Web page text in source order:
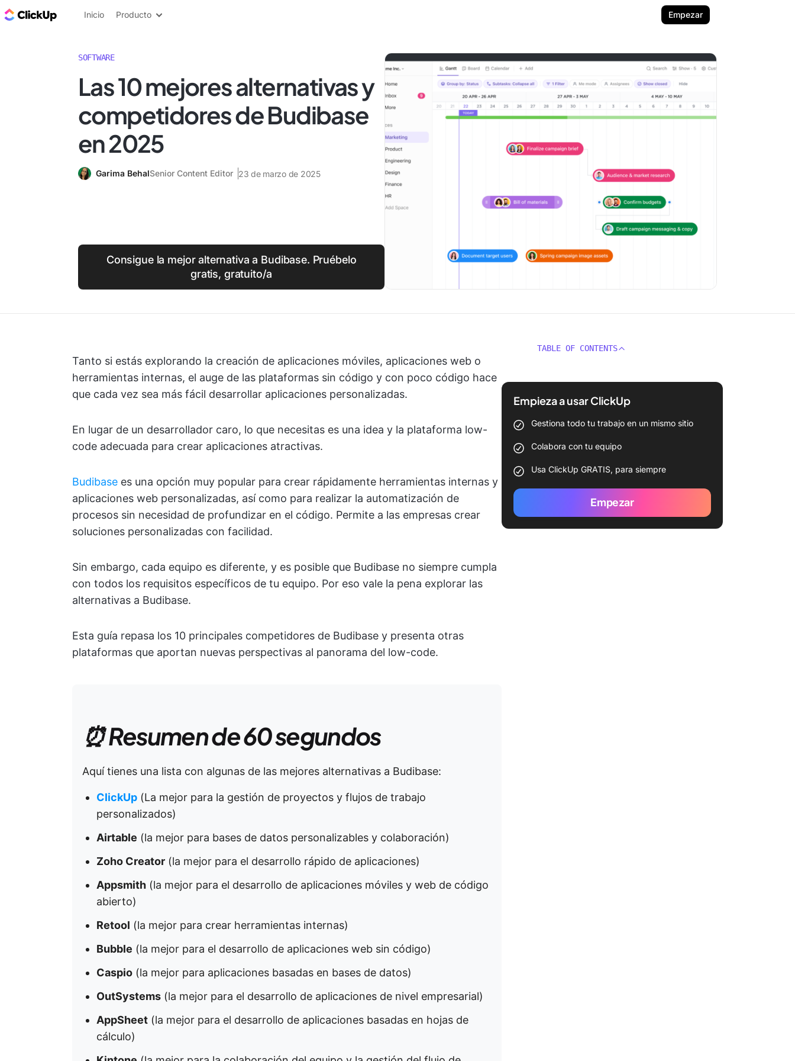
ClickUp Blog
Inicio Producto Empezar
SOFTWARE
Las 10 mejores alternativas y
competidores de Budibase
en 2025
Garima BehalSenior Content Editor 23 de marzo de 2025
Consigue la mejor alternativa a Budibase. Pruébelo
gratis, gratuito/a
Tanto si estás explorando la creación de aplicaciones móviles, aplicaciones web o
herramientas internas, el auge de las plataformas sin código y con poco código hace
que cada vez sea más fácil desarrollar aplicaciones personalizadas.
En lugar de un desarrollador caro, lo que necesitas es una idea y la plataforma low-
code adecuada para crear aplicaciones atractivas.
Budibase es una opción muy popular para crear rápidamente herramientas internas y
aplicaciones web personalizadas, así como para realizar la automatización de
procesos sin necesidad de profundizar en el código. Permite a las empresas crear
soluciones personalizadas con facilidad.
Sin embargo, cada equipo es diferente, y es posible que Budibase no siempre cumpla
con todos los requisitos específicos de tu equipo. Por eso vale la pena explorar las
alternativas a Budibase.
Esta guía repasa los 10 principales competidores de Budibase y presenta otras
plataformas que aportan nuevas perspectivas al panorama del low-code.
⏰ Resumen de 60 segundos
Aquí tienes una lista con algunas de las mejores alternativas a Budibase:
ClickUp (La mejor para la gestión de proyectos y flujos de trabajo
personalizados)
Airtable (la mejor para bases de datos personalizables y colaboración)
Zoho Creator (la mejor para el desarrollo rápido de aplicaciones)
Appsmith (la mejor para el desarrollo de aplicaciones móviles y web de código
abierto)
Retool (la mejor para crear herramientas internas)
Bubble (la mejor para el desarrollo de aplicaciones web sin código)
Caspio (la mejor para aplicaciones basadas en bases de datos)
OutSystems (la mejor para el desarrollo de aplicaciones de nivel empresarial)
AppSheet (la mejor para el desarrollo de aplicaciones basadas en hojas de
cálculo)
TABLE OF CONTENTS
Empieza a usar ClickUp
Gestiona todo tu trabajo en un mismo sitio
Colabora con tu equipo
Usa ClickUp GRATIS, para siempre
Empezar